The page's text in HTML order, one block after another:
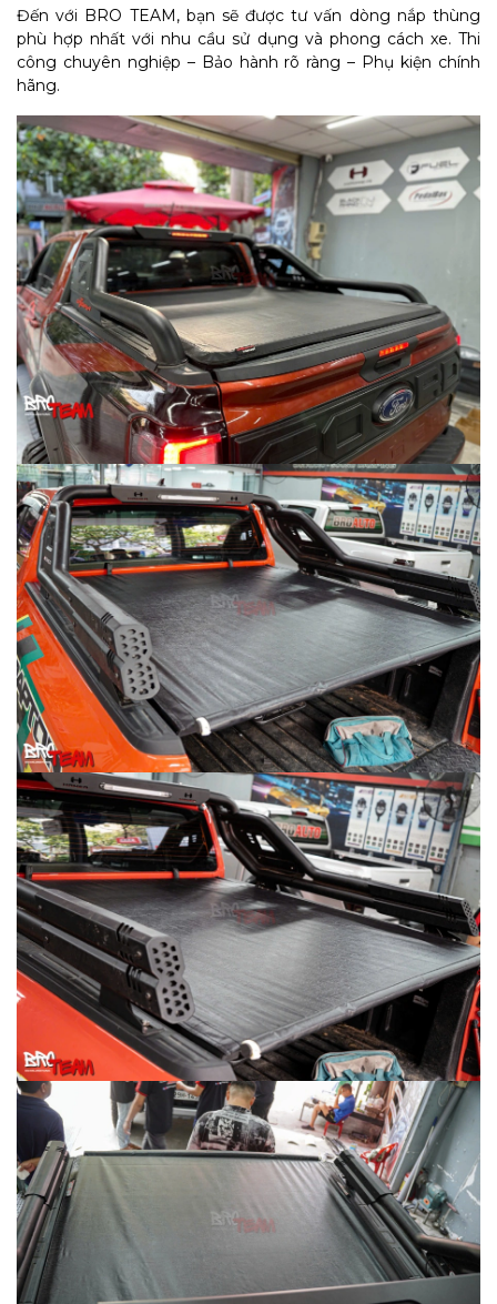
Đến với BRO TEAM, bạn sẽ được tư vấn dòng nắp thùng
phù hợp nhất với nhu cầu sử dụng và phong cách xe. Thi
công chuyên nghiệp – Bảo hành rõ ràng – Phụ kiện chính
hãng.